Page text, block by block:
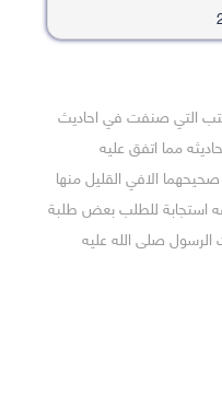
التي صنفت في احاديث
مما اتفق عليه
الافي القليل منها
استجابة للطلب بعض طلبة
الرسول صلى الله عليه